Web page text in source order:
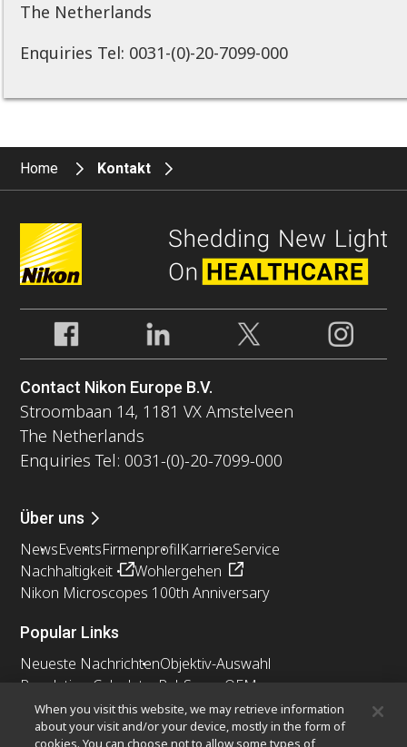
The Netherlands
Enquiries Tel: 0031-(0)-20-7099-000
Home Kontakt
Contact Nikon Europe B.V.
Stroombaan 14, 1181 VX Amstelveen
The Netherlands
Enquiries Tel: 0031-(0)-20-7099-000
Über uns
NewsEventsFirmenprofilKarriereService
Nachhaltigkeit
Wohlergehen
Nikon Microscopes 100th Anniversary
Popular Links
Neueste NachrichtenObjektiv-Auswahl
Resolution Calculator PubScope OEM
Nikon Small World
MicroscopyU
When you visit this website, we may retrieve information
about your visit and/or your device, mostly in the form of
cookies. You can choose not to allow some types of